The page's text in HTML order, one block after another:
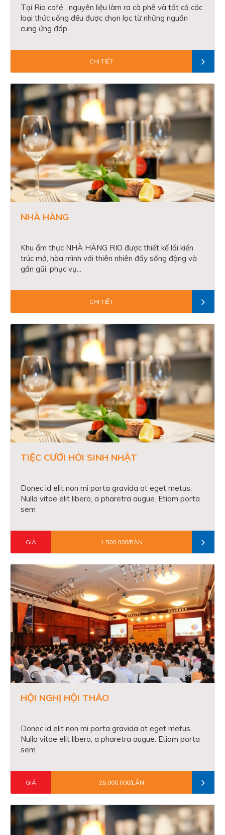
Tại Rio café , nguyên liệu làm ra cà phê và tất cả các
loại thức uống đều được chọn lọc từ những nguồn
cung ứng đáp...
CHI TIẾT
NHÀ HÀNG
Khu ẩm thực NHÀ HÀNG RIO được thiết kế lối kiến
trúc mở, hòa mình với thiên nhiên đầy sống động và
gần gũi, phục vụ...
CHI TIẾT
TIỆC CƯỚI HỎI SINH NHẬT
Donec id elit non mi porta gravida at eget metus.
Nulla vitae elit libero, a pharetra augue. Etiam porta
sem
GIÁ 1.500.000/BÀN
HỘI NGHỊ HỘI THẢO
Donec id elit non mi porta gravida at eget metus.
Nulla vitae elit libero, a pharetra augue. Etiam porta
sem
GIÁ 25.000.000/LẦN